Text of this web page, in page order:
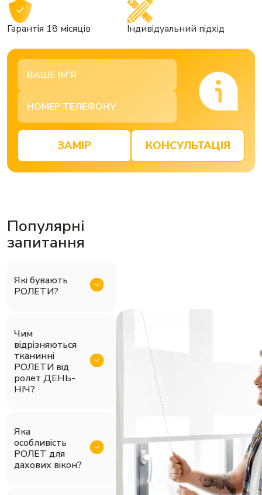
Гарантія 18 місяців Індивідуальний підхід
ЗАМІР КОНСУЛЬТАЦІЯ
Популярні
запитання
Які бувають
РОЛЕТИ?
Чим
відрізняються
тканинні
РОЛЕТИ від
ролет ДЕНЬ-
НІЧ?
Яка
особливість
РОЛЕТ для
дахових вікон?